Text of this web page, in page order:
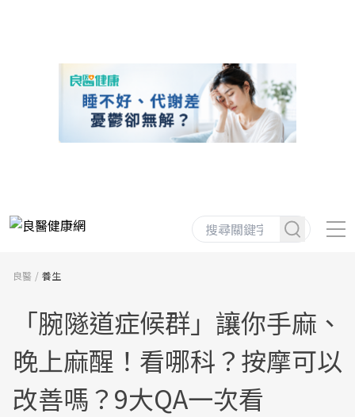
良醫 養生
「腕隧道症候群」讓你手麻、
晚上麻醒！看哪科？按摩可以
改善嗎？9大QA一次看